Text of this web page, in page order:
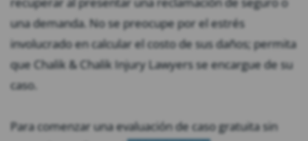
una demanda. No se preocupe por el estrés
involucrado en calcular el costo de sus daños; permita
que Chalik & Chalik Injury Lawyers se encargue de su
caso.
Para comenzar una evaluación de caso gratuita sin